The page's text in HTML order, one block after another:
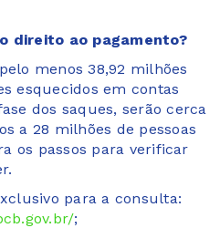
direito ao pagamento?
menos 38,92 milhões
esquecidos em contas
dos saques, serão cerca
a 28 milhões de pessoas
os passos para verificar
para a consulta:
;